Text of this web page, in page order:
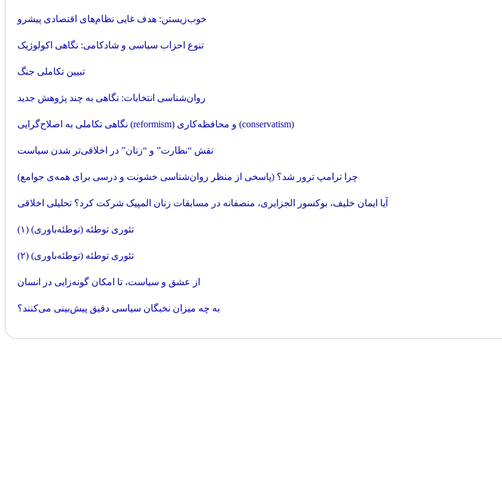
خوب‌زیستن: هدف غایی نظام‌های اقتصادی پیشرو
تنوع احزاب سیاسی و شادکامی: نگاهی اکولوژیک
تبیین تکاملی جنگ
روان‌شناسی انتخابات: نگاهی به چند پژوهش جدید
نگاهی تکاملی به اصلاح‌گرایی (reformism) و محافظه‌کاری (conservatism)
نقش “نظارت” و “زنان” در اخلاقی‌تر شدن سیاست
چرا ترامپ ترور شد؟ (پاسخی از منظر روان‌شناسی خشونت و درسی برای همه‌ی جوامع)
آیا ایمان خلیف، بوکسور الجزایری، منصفانه در مسابقات زنان المپیک شرکت کرد؟ تحلیلی اخلاقی
تئوری توطئه (توطئه‌باوری) (۱)
تئوری توطئه (توطئه‌باوری) (۲)
از عشق و سیاست، تا امکان گونه‌زایی در انسان
به چه میزان نخبگان سیاسی دقیق پیش‌بینی می‌کنند؟